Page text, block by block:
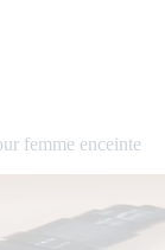
femme enceinte